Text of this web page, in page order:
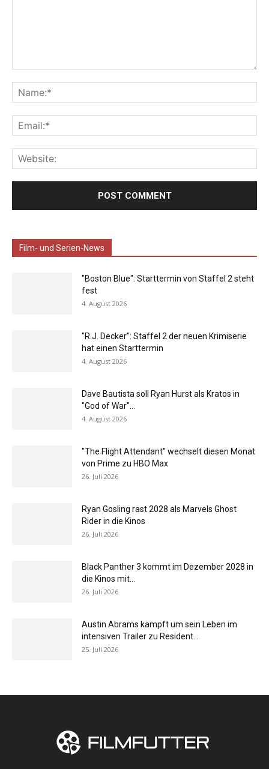
Film- und Serien-News
"Boston Blue": Starttermin von Staffel 2 steht
fest
4. August 2026
"R.J. Decker": Staffel 2 der neuen Krimiserie
hat einen Starttermin
4. August 2026
Dave Bautista soll Ryan Hurst als Kratos in
"God of War"...
4. August 2026
"The Flight Attendant" wechselt diesen Monat
von Prime zu HBO Max
26. Juli 2026
Ryan Gosling rast 2028 als Marvels Ghost
Rider in die Kinos
26. Juli 2026
Black Panther 3 kommt im Dezember 2028 in
die Kinos mit...
26. Juli 2026
Austin Abrams kämpft um sein Leben im
intensiven Trailer zu Resident...
25. Juli 2026